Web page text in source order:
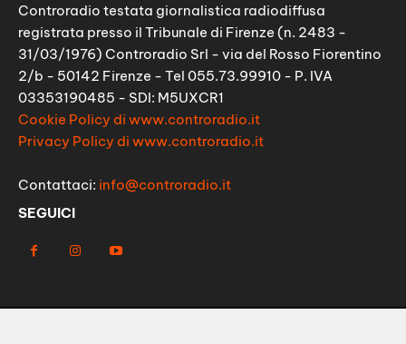
Controradio testata giornalistica radiodiffusa
registrata presso il Tribunale di Firenze (n. 2483 -
31/03/1976) Controradio Srl - via del Rosso Fiorentino
2/b - 50142 Firenze - Tel 055.73.99910 - P. IVA
03353190485 - SDI: M5UXCR1
Cookie Policy di www.controradio.it
Privacy Policy di www.controradio.it
Contattaci: info@controradio.it
SEGUICI